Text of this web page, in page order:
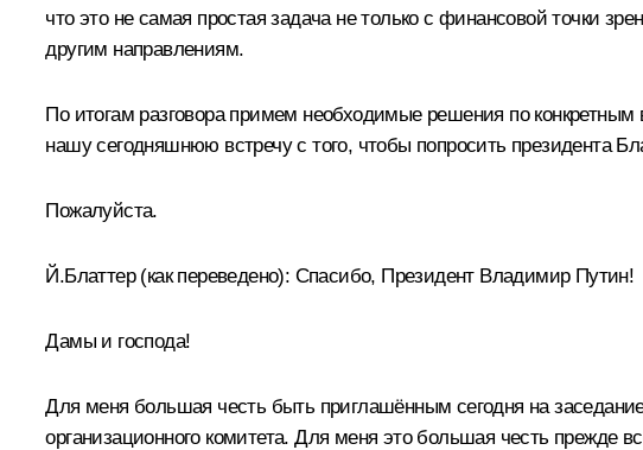
что это не самая простая задача не только с финансовой точки
другим направлениям.
По итогам разговора примем необходимые решения по
нашу сегодняшнюю встречу с того, чтобы попросить президента
Пожалуйста.
Й.Блаттер (как переведено): Спасибо, Президент Владимир Путин!
Дамы и господа!
Для меня большая честь быть приглашённым сегодня на
организационного комитета. Для меня это большая честь прежде